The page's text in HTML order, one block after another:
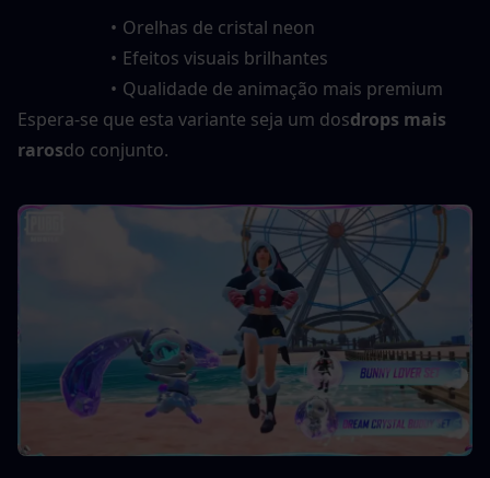
Orelhas de cristal neon
Efeitos visuais brilhantes
Qualidade de animação mais premium
Espera-se que esta variante seja um dosdrops mais
rarosdo conjunto.